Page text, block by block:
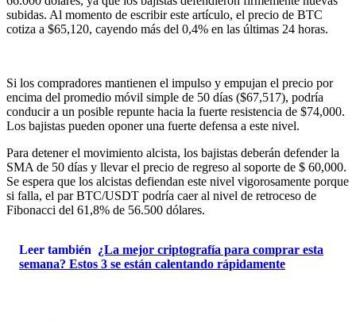
subidas. Al momento de escribir este artículo, el precio de BTC
cotiza a $65,120, cayendo más del 0,4% en las últimas 24 horas.
Si los compradores mantienen el impulso y empujan el precio por
encima del promedio móvil simple de 50 días ($67,517), podría
conducir a un posible repunte hacia la fuerte resistencia de $74,000.
Los bajistas pueden oponer una fuerte defensa a este nivel.
Para detener el movimiento alcista, los bajistas deberán defender la
SMA de 50 días y llevar el precio de regreso al soporte de $ 60,000.
Se espera que los alcistas defiendan este nivel vigorosamente porque
si falla, el par BTC/USDT podría caer al nivel de retroceso de
Fibonacci del 61,8% de 56.500 dólares.
Leer también ¿La mejor criptografía para comprar esta
semana? Estos 3 se están calentando rápidamente